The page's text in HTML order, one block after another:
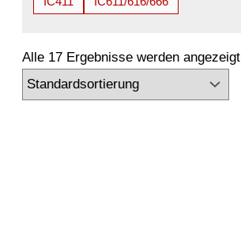
Alle 17 Ergebnisse werden angezeigt